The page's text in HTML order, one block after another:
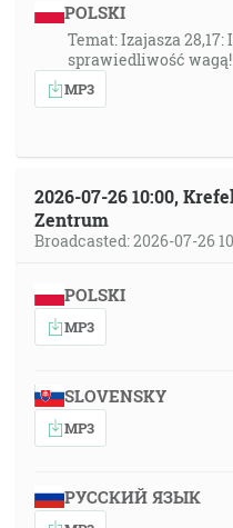
POLSKI
Temat: Izajasza
sprawiedliwość wagą!
MP3
2026-07-26 10:00,
Zentrum
Broadcasted: 2026-07-26
POLSKI
MP3
SLOVENSKY
MP3
РУССКИЙ ЯЗЫК